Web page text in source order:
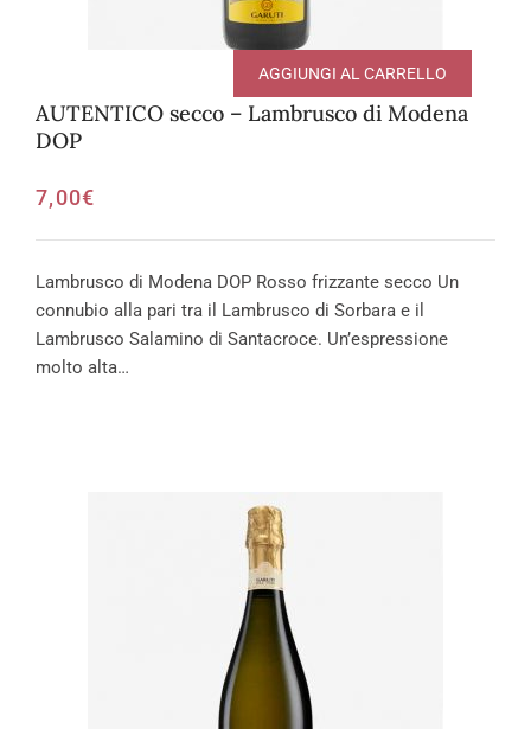
AUTENTICO secco – Lambrusco di Modena
DOP
7,00€
AGGIUNGI AL CARRELLO
Lambrusco di Modena DOP Rosso frizzante secco Un
connubio alla pari tra il Lambrusco di Sorbara e il
Lambrusco Salamino di Santacroce. Un’espressione
molto alta…